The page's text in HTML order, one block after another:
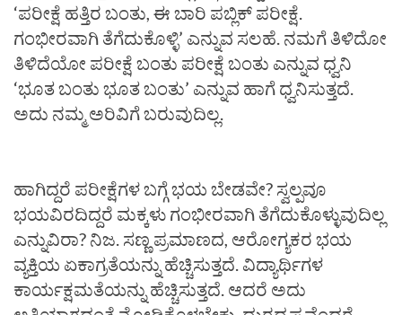
‘ಪರೀಕ್ಷೆ ಹತ್ತಿರ ಬಂತು, ಈ ಬಾರಿ ಪಬ್ಲಿಕ್ ಪರೀಕ್ಷೆ.
ಗಂಭೀರವಾಗಿ ತೆಗೆದುಕೊಳ್ಳಿ’ ಎನ್ನುವ ಸಲಹೆ. ನಮಗೆ ತಿಳಿದೋ
ತಿಳಿದೆಯೋ ಪರೀಕ್ಷೆ ಬಂತು ಪರೀಕ್ಷೆ ಬಂತು ಎನ್ನುವ ಧ್ವನಿ
‘ಭೂತ ಬಂತು ಭೂತ ಬಂತು’ ಎನ್ನುವ ಹಾಗೆ ಧ್ವನಿಸುತ್ತದೆ.
ಅದು ನಮ್ಮ ಅರಿವಿಗೆ ಬರುವುದಿಲ್ಲ.
ಹಾಗಿದ್ದರೆ ಪರೀಕ್ಷೆಗಳ ಬಗ್ಗೆ ಭಯ ಬೇಡವೇ? ಸ್ವಲ್ಪವೂ
ಭಯವಿರದಿದ್ದರೆ ಮಕ್ಕಳು ಗಂಭೀರವಾಗಿ ತೆಗೆದುಕೊಳ್ಳುವುದಿಲ್ಲ
ಎನ್ನುವಿರಾ? ನಿಜ. ಸಣ್ಣ ಪ್ರಮಾಣದ, ಆರೋಗ್ಯಕರ ಭಯ
ವ್ಯಕ್ತಿಯ ಏಕಾಗ್ರತೆಯನ್ನು ಹೆಚ್ಚಿಸುತ್ತದೆ. ವಿದ್ಯಾರ್ಥಿಗಳ
ಕಾರ್ಯಕ್ಷಮತೆಯನ್ನು ಹೆಚ್ಚಿಸುತ್ತದೆ. ಆದರೆ ಅದು